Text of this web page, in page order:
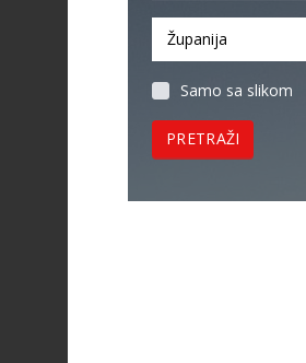
Županija
Samo sa slikom
PRETRAŽI